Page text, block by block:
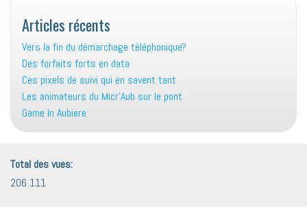
Articles récents
Vers la fin du démarchage téléphonique?
Des forfaits forts en data
Ces pixels de suivi qui en savent tant
Les animateurs du Micr’Aub sur le pont
Game In Aubiere
Total des vues:
206 111